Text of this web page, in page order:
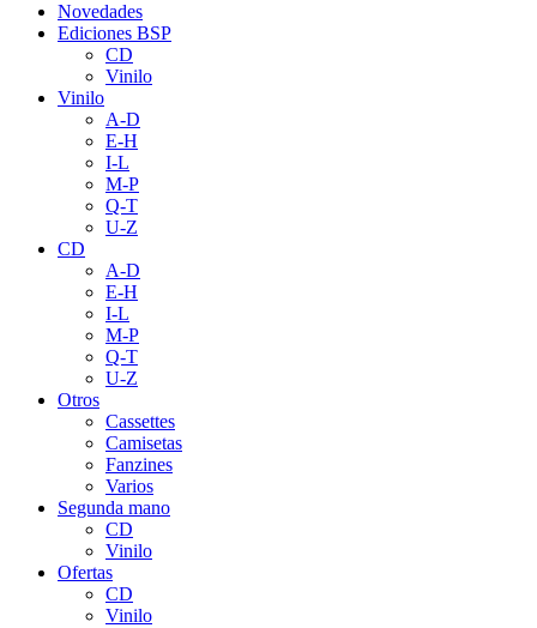
Novedades
Ediciones BSP
CD
Vinilo
Vinilo
A-D
E-H
I-L
M-P
Q-T
U-Z
CD
A-D
E-H
I-L
M-P
Q-T
U-Z
Otros
Cassettes
Camisetas
Fanzines
Varios
Segunda mano
CD
Vinilo
Ofertas
CD
Vinilo